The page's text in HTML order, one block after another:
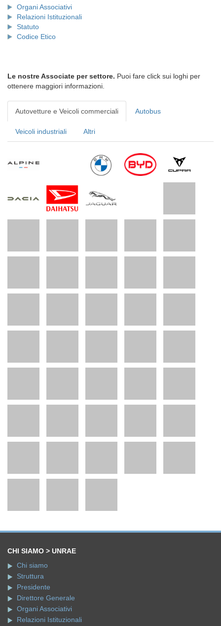
Organi Associativi
Relazioni Istituzionali
Statuto
Codice Etico
Le nostre Associate per settore. Puoi fare click sui loghi per
ottenere maggiori informazioni.
Autovetture e Veicoli commerciali Autobus
Veicoli industriali Altri
CHI SIAMO > UNRAE
Chi siamo
Struttura
Presidente
Direttore Generale
Organi Associativi
Relazioni Istituzionali